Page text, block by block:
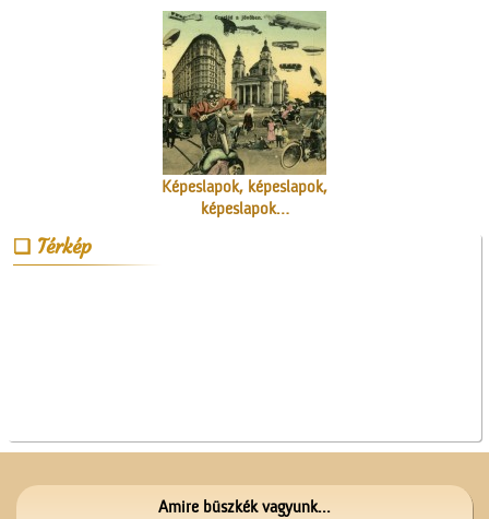
Képeslapok, képeslapok,
képeslapok…
Térkép
Amire büszkék vagyunk...